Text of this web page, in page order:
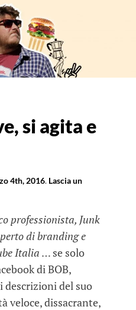
si agita e
4th, 2016. Lascia un
professionista, Junk
di branding e
Italia … se solo
di BOB,
descrizioni del suo
veloce, dissacrante,